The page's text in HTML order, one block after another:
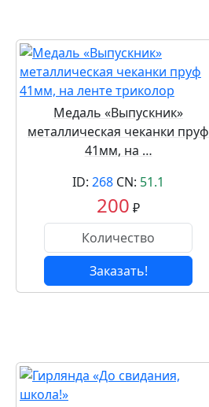
Медаль «Выпускник»
металлическая чеканки пруф
41мм, на …
ID: 268 CN: 51.1
200 ₽
Заказать!